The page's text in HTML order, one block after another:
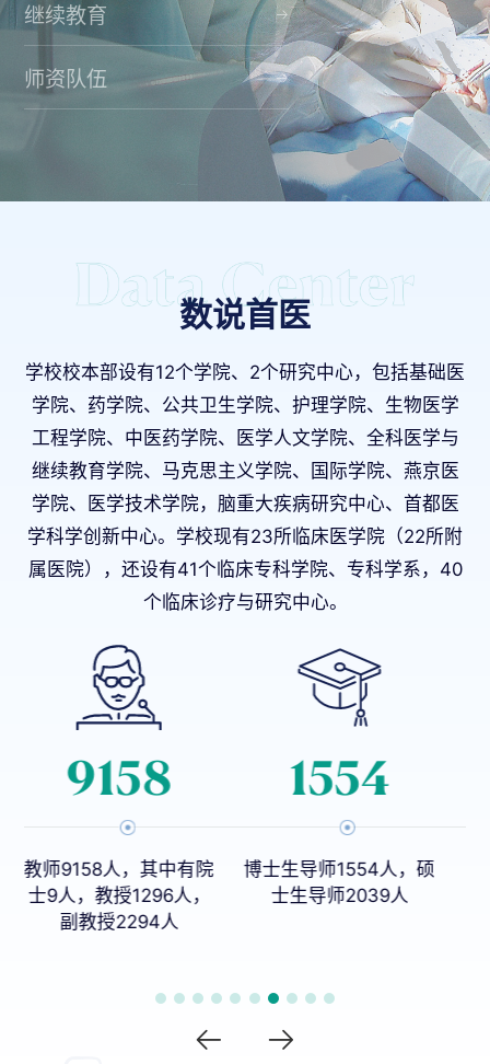
继续教育
师资队伍
数说首医
学校校本部设有12个学院、2个研究中心，包括基础医
学院、药学院、公共卫生学院、护理学院、生物医学
工程学院、中医药学院、医学人文学院、全科医学与
继续教育学院、马克思主义学院、国际学院、燕京医
学院、医学技术学院，脑重大疾病研究中心、首都医
学科学创新中心。学校现有23所临床医学院（22所附
属医院），还设有41个临床专科学院、专科学系，40
个临床诊疗与研究中心。
1150
博士生导师1554人，硕
士生导师2039人
20
本科专业27个